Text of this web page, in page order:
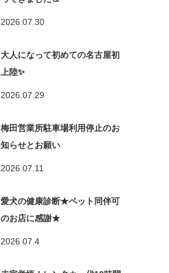
2026.07.30
大人になって初めての名古屋初
上陸✨
2026.07.29
梅田営業所駐車場利用停止のお
知らせとお願い
2026.07.11
愛犬の健康診断★ペット同伴可
のお店に感謝★
2026.07.4